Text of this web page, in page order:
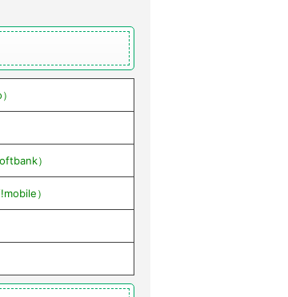
）
）